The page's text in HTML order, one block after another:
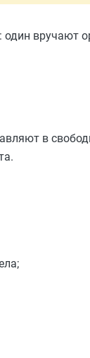
вручают
в